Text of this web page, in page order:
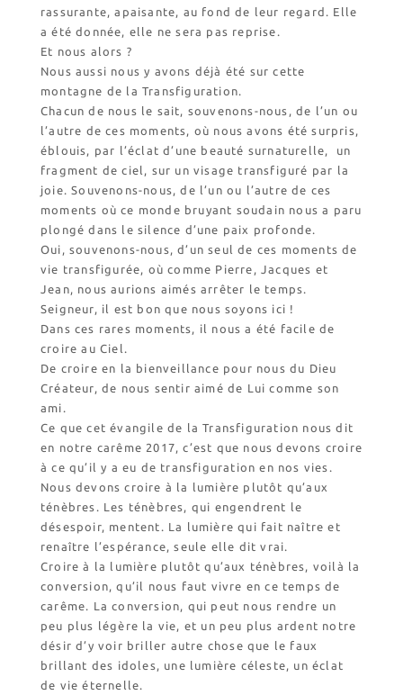
rassurante, apaisante, au fond de leur regard. Elle
a été donnée, elle ne sera pas reprise.
Et nous alors ?
Nous aussi nous y avons déjà été sur cette
montagne de la Transfiguration.
Chacun de nous le sait, souvenons-nous, de l’un ou
l’autre de ces moments, où nous avons été surpris,
éblouis, par l’éclat d’une beauté surnaturelle, un
fragment de ciel, sur un visage transfiguré par la
joie. Souvenons-nous, de l’un ou l’autre de ces
moments où ce monde bruyant soudain nous a paru
plongé dans le silence d’une paix profonde.
Oui, souvenons-nous, d’un seul de ces moments de
vie transfigurée, où comme Pierre, Jacques et
Jean, nous aurions aimés arrêter le temps.
Seigneur, il est bon que nous soyons ici !
Dans ces rares moments, il nous a été facile de
croire au Ciel.
De croire en la bienveillance pour nous du Dieu
Créateur, de nous sentir aimé de Lui comme son
ami.
Ce que cet évangile de la Transfiguration nous dit
en notre carême 2017, c’est que nous devons croire
à ce qu’il y a eu de transfiguration en nos vies.
Nous devons croire à la lumière plutôt qu’aux
ténèbres. Les ténèbres, qui engendrent le
désespoir, mentent. La lumière qui fait naître et
renaître l’espérance, seule elle dit vrai.
Croire à la lumière plutôt qu’aux ténèbres, voilà la
conversion, qu’il nous faut vivre en ce temps de
carême. La conversion, qui peut nous rendre un
peu plus légère la vie, et un peu plus ardent notre
désir d’y voir briller autre chose que le faux
brillant des idoles, une lumière céleste, un éclat
de vie éternelle.